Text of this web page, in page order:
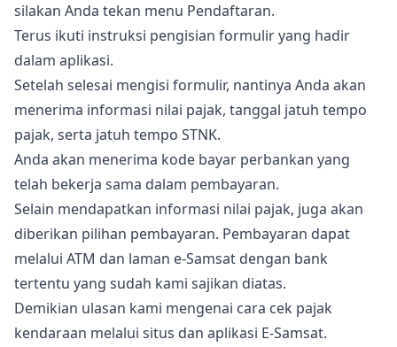
silakan Anda tekan menu Pendaftaran.
Terus ikuti instruksi pengisian formulir yang hadir
dalam aplikasi.
Setelah selesai mengisi formulir, nantinya Anda akan
menerima informasi nilai pajak, tanggal jatuh tempo
pajak, serta jatuh tempo STNK.
Anda akan menerima kode bayar perbankan yang
telah bekerja sama dalam pembayaran.
Selain mendapatkan informasi nilai pajak, juga akan
diberikan pilihan pembayaran. Pembayaran dapat
melalui ATM dan laman e-Samsat dengan bank
tertentu yang sudah kami sajikan diatas.
Demikian ulasan kami mengenai cara cek pajak
kendaraan melalui situs dan aplikasi E-Samsat.